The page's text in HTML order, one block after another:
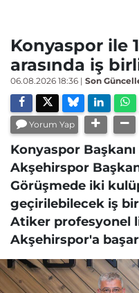
Konyaspor ile
arasında iş
06.08.2026 18:36 | Son
Yorum Yap
Konyaspor
Akşehirspor
Görüşmede iki
geçirilebilecek iş
Atiker profesyonel
Akşehirspor'a